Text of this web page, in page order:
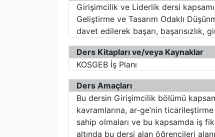
Girişimcilik ve Liderlik dersi
Geliştirme ve Tasarım Odaklı
davet edilerek başarı, başarısızlık,
Ders Kitapları ve/veya Kaynaklar
KOSGEB İş Planı
Ders Amaçları
Bu dersin Girişimcilik bölümü
kavramlarına, ar-ge’nin
sahip olmaları ve bu kapsamda iş
altında bu dersi alan öğrencileri